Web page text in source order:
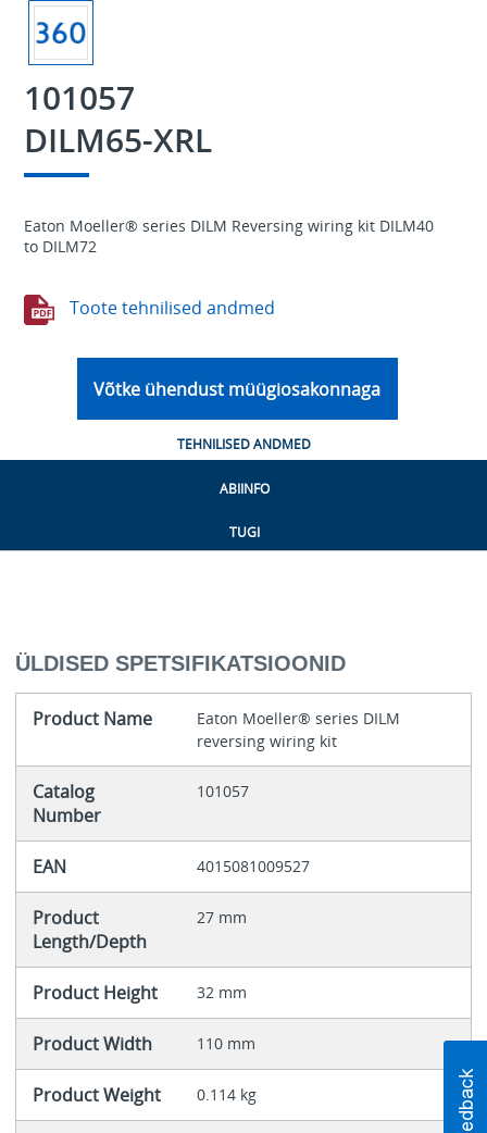
101057
DILM65-XRL
Eaton Moeller® series DILM Reversing wiring kit DILM40
to DILM72
Toote tehnilised andmed
Võtke ühendust müügiosakonnaga
TEHNILISED ANDMED
ABIINFO
TUGI
ÜLDISED SPETSIFIKATSIOONID
Product Name
Eaton Moeller® series DILM
reversing wiring kit
Catalog
Number
101057
EAN 4015081009527
Product
Length/Depth
27 mm
Product Height 32 mm
Product Width 110 mm
Product Weight 0.114 kg